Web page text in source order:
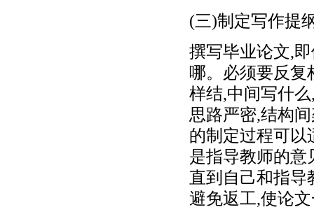
(三)制定写作提
撰写毕业论文,
哪。必须要反复
样结,中间写什
思路严密,结构
的制定过程可以
是指导教师的意
直到自己和指导
避免返工,使论